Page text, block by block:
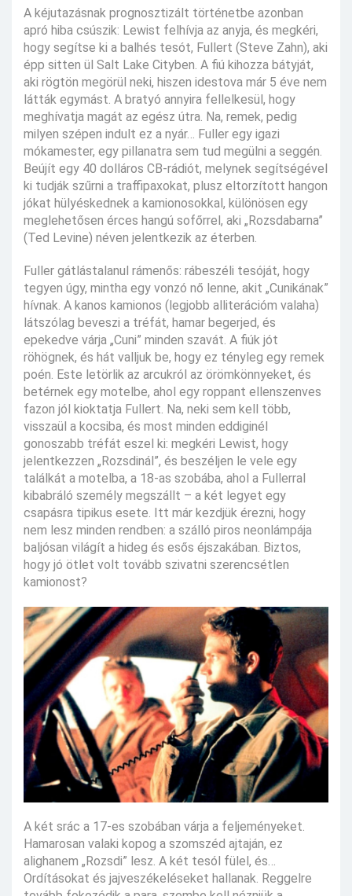
A kéjutazásnak prognosztizált történetbe azonban
apró hiba csúszik: Lewist felhívja az anyja, és megkéri,
hogy segítse ki a balhés tesót, Fullert (Steve Zahn), aki
épp sitten ül Salt Lake Cityben. A fiú kihozza bátyját,
aki rögtön megörül neki, hiszen idestova már 5 éve nem
látták egymást. A bratyó annyira fellelkesül, hogy
meghívatja magát az egész útra. Na, remek, pedig
milyen szépen indult ez a nyár… Fuller egy igazi
mókamester, egy pillanatra sem tud megülni a seggén.
Beújít egy 40 dolláros CB-rádiót, melynek segítségével
ki tudják szűrni a traffipaxokat, plusz eltorzított hangon
jókat hülyéskednek a kamionosokkal, különösen egy
meglehetősen érces hangú sofőrrel, aki „Rozsdabarna”
(Ted Levine) néven jelentkezik az éterben.
Fuller gátlástalanul rámenős: rábeszéli tesóját, hogy
tegyen úgy, mintha egy vonzó nő lenne, akit „Cunikának”
hívnak. A kanos kamionos (legjobb alliterációm valaha)
látszólag beveszi a tréfát, hamar begerjed, és
epekedve várja „Cuni” minden szavát. A fiúk jót
röhögnek, és hát valljuk be, hogy ez tényleg egy remek
poén. Este letörlik az arcukról az örömkönnyeket, és
betérnek egy motelbe, ahol egy roppant ellenszenves
fazon jól kioktatja Fullert. Na, neki sem kell több,
visszaül a kocsiba, és most minden eddiginél
gonoszabb tréfát eszel ki: megkéri Lewist, hogy
jelentkezzen „Rozsdinál”, és beszéljen le vele egy
találkát a motelba, a 18-as szobába, ahol a Fullerral
kibabráló személy megszállt – a két legyet egy
csapásra tipikus esete. Itt már kezdjük érezni, hogy
nem lesz minden rendben: a szálló piros neonlámpája
baljósan világít a hideg és esős éjszakában. Biztos,
hogy jó ötlet volt tovább szivatni szerencsétlen
kamionost?
A két srác a 17-es szobában várja a feljeményeket.
Hamarosan valaki kopog a szomszéd ajtaján, ez
alighanem „Rozsdi” lesz. A két tesól fülel, és…
Ordításokat és jajveszékeléseket hallanak. Reggelre